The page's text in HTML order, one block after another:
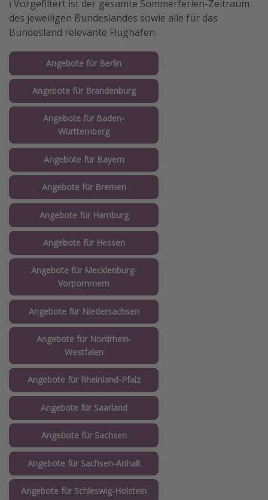
ℹ️ Vorgefiltert ist der gesamte Sommerferien-Zeitraum
des jeweiligen Bundeslandes sowie alle für das
Bundesland relevante Flughäfen.
Angebote für Berlin
Angebote für Brandenburg
Angebote für Baden-
Württemberg
Angebote für Bayern
Angebote für Bremen
Angebote für Hamburg
Angebote für Hessen
Angebote für Mecklenburg-
Vorpommern
Angebote für Niedersachsen
Angebote für Nordrhein-
Westfalen
Angebote für Rheinland-Pfalz
Angebote für Saarland
Angebote für Sachsen
Angebote für Sachsen-Anhalt
Angebote für Schleswig-Holstein